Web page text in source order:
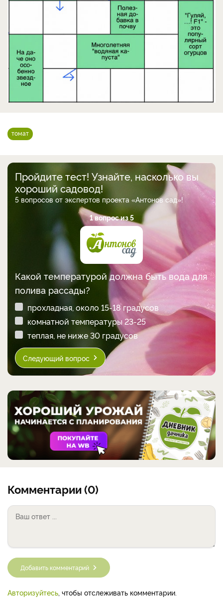
томат
Пройдите тест! Узнайте, насколько вы
хороший садовод!
5 вопросов от экспертов проекта «Антонов сад»!
1 вопрос из 5
Какой температурой должна быть вода для
полива рассады?
прохладная, около 15-18 градусов
комнатной температуры 23-25
теплая, не ниже 30 градусов
Следующий вопрос
Комментарии (0)
Добавить комментарий
Авторизуйтесь, чтобы отслеживать комментарии.